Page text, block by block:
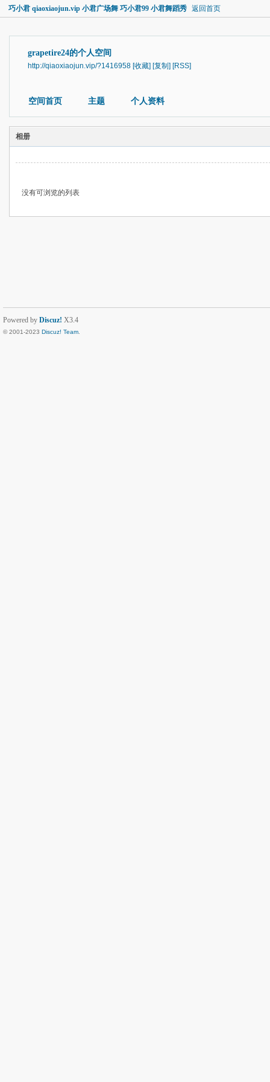
巧小君 qiaoxiaojun.vip 小君广场舞 巧小君99 小君舞蹈秀 返回首页
grapetire24的个人空间
http://qiaoxiaojun.vip/?1416958 [收藏] [复制] [RSS]
空间首页 主题 个人资料
相册
没有可浏览的列表
Powered by Discuz! X3.4
© 2001-2023 Discuz! Team